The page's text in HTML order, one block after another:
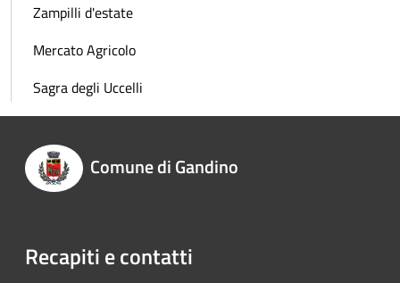
Zampilli d'estate
Mercato Agricolo
Sagra degli Uccelli
Comune di Gandino
Recapiti e contatti